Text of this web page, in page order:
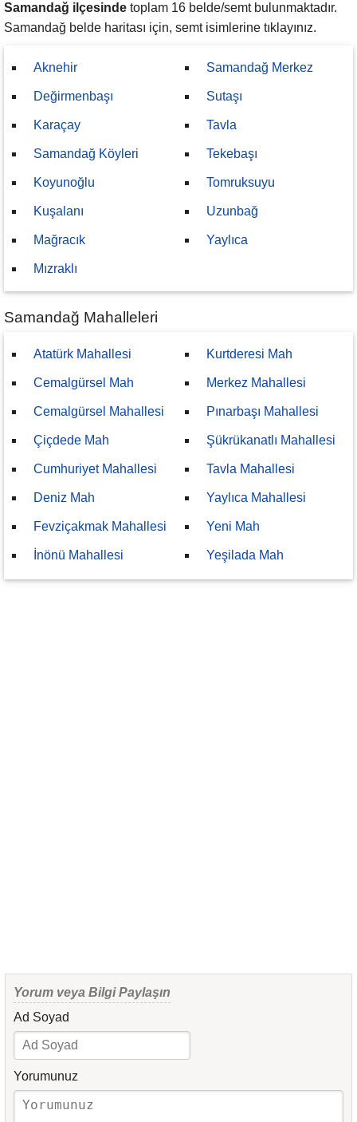
Samandağ ilçesinde toplam 16 belde/semt bulunmaktadır.
Samandağ belde haritası için, semt isimlerine tıklayınız.
Aknehir
Değirmenbaşı
Karaçay
Samandağ Köyleri
Koyunoğlu
Kuşalanı
Mağracık
Mızraklı
Samandağ Merkez
Sutaşı
Tavla
Tekebaşı
Tomruksuyu
Uzunbağ
Yaylıca
Samandağ Mahalleleri
Atatürk Mahallesi
Cemalgürsel Mah
Cemalgürsel Mahallesi
Çiçdede Mah
Cumhuriyet Mahallesi
Deniz Mah
Fevziçakmak Mahallesi
İnönü Mahallesi
Kurtderesi Mah
Merkez Mahallesi
Pınarbaşı Mahallesi
Şükrükanatlı Mahallesi
Tavla Mahallesi
Yaylıca Mahallesi
Yeni Mah
Yeşilada Mah
Yorum veya Bilgi Paylaşın
Ad Soyad
Yorumunuz